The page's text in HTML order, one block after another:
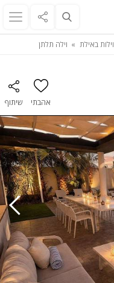
וילות באילת וילה תלתן
אהבתי שיתוף